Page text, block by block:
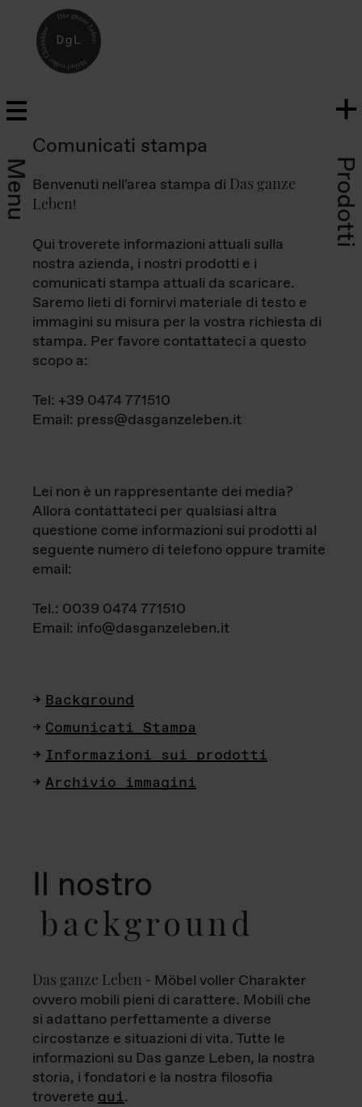
Menu Prodotti
Comunicati stampa
Benvenuti nell'area stampa di Das ganze
Leben!
Qui troverete informazioni attuali sulla
nostra azienda, i nostri prodotti e i
comunicati stampa attuali da scaricare.
Saremo lieti di fornirvi materiale di testo e
immagini su misura per la vostra richiesta di
stampa. Per favore contattateci a questo
scopo a:
Tel: +39 0474 771510
Email: press@dasganzeleben.it
Lei non è un rappresentante dei media?
Allora contattateci per qualsiasi altra
questione come informazioni sui prodotti al
seguente numero di telefono oppure tramite
email:
Tel.: 0039 0474 771510
Email: info@dasganzeleben.it
Background
Comunicati Stampa
Informazioni sui prodotti
Archivio immagini
Il nostro
background
Das ganze Leben - Möbel voller Charakter
ovvero mobili pieni di carattere. Mobili che
si adattano perfettamente a diverse
circostanze e situazioni di vita. Tutte le
informazioni su Das ganze Leben, la nostra
storia, i fondatori e la nostra filosofia
troverete qui.